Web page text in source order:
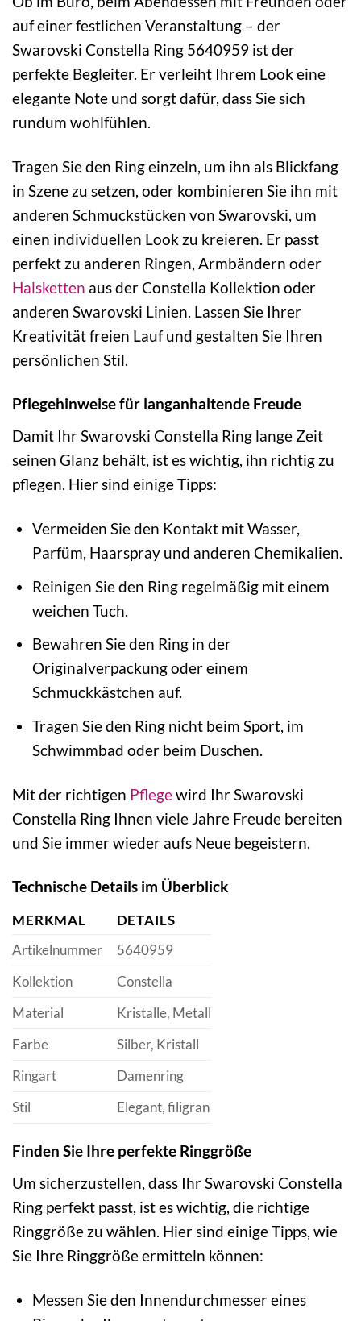
auf einer festlichen Veranstaltung – der
Swarovski Constella Ring 5640959 ist der
perfekte Begleiter. Er verleiht Ihrem Look eine
elegante Note und sorgt dafür, dass Sie sich
rundum wohlfühlen.
Tragen Sie den Ring einzeln, um ihn als Blickfang
in Szene zu setzen, oder kombinieren Sie ihn mit
anderen Schmuckstücken von Swarovski, um
einen individuellen Look zu kreieren. Er passt
perfekt zu anderen Ringen, Armbändern oder
Halsketten aus der Constella Kollektion oder
anderen Swarovski Linien. Lassen Sie Ihrer
Kreativität freien Lauf und gestalten Sie Ihren
persönlichen Stil.
Pflegehinweise für langanhaltende Freude
Damit Ihr Swarovski Constella Ring lange Zeit
seinen Glanz behält, ist es wichtig, ihn richtig zu
pflegen. Hier sind einige Tipps:
Vermeiden Sie den Kontakt mit Wasser,
Parfüm, Haarspray und anderen Chemikalien.
Reinigen Sie den Ring regelmäßig mit einem
weichen Tuch.
Bewahren Sie den Ring in der
Originalverpackung oder einem
Schmuckkästchen auf.
Tragen Sie den Ring nicht beim Sport, im
Schwimmbad oder beim Duschen.
Mit der richtigen Pflegewird Ihr Swarovski
Constella Ring Ihnen viele Jahre Freude bereiten
und Sie immer wieder aufs Neue begeistern.
Technische Details im Überblick
MERKMAL
DETAILS
Artikelnummer
5640959
Kollektion
Constella
Material
Kristalle, Metall
Farbe
Silber, Kristall
Ringart
Damenring
Stil
Elegant, filigran
Finden Sie Ihre perfekte Ringgröße
Um sicherzustellen, dass Ihr Swarovski Constella
Ring perfekt passt, ist es wichtig, die richtige
Ringgröße zu wählen. Hier sind einige Tipps, wie
Sie Ihre Ringgröße ermitteln können:
Messen Sie den Innendurchmesser eines